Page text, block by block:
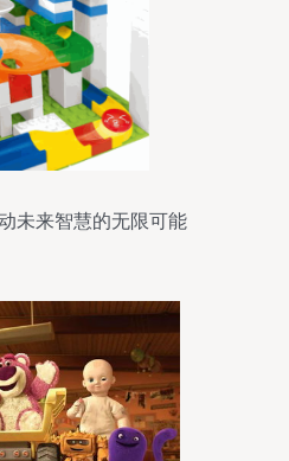
未来智慧的无限可能